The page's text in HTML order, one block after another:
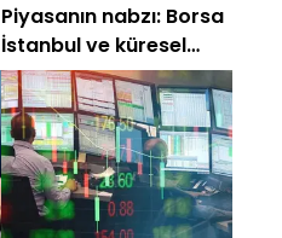
Piyasanın nabzı: Borsa
İstanbul ve küresel
piyasalarda gün
başlarken (4 Haziran
2026)